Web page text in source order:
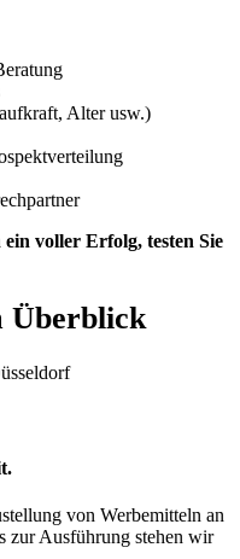
Alter usw.)
voller Erfolg, testen Sie
Überblick
von Werbemitteln an
zur Ausführung stehen wir